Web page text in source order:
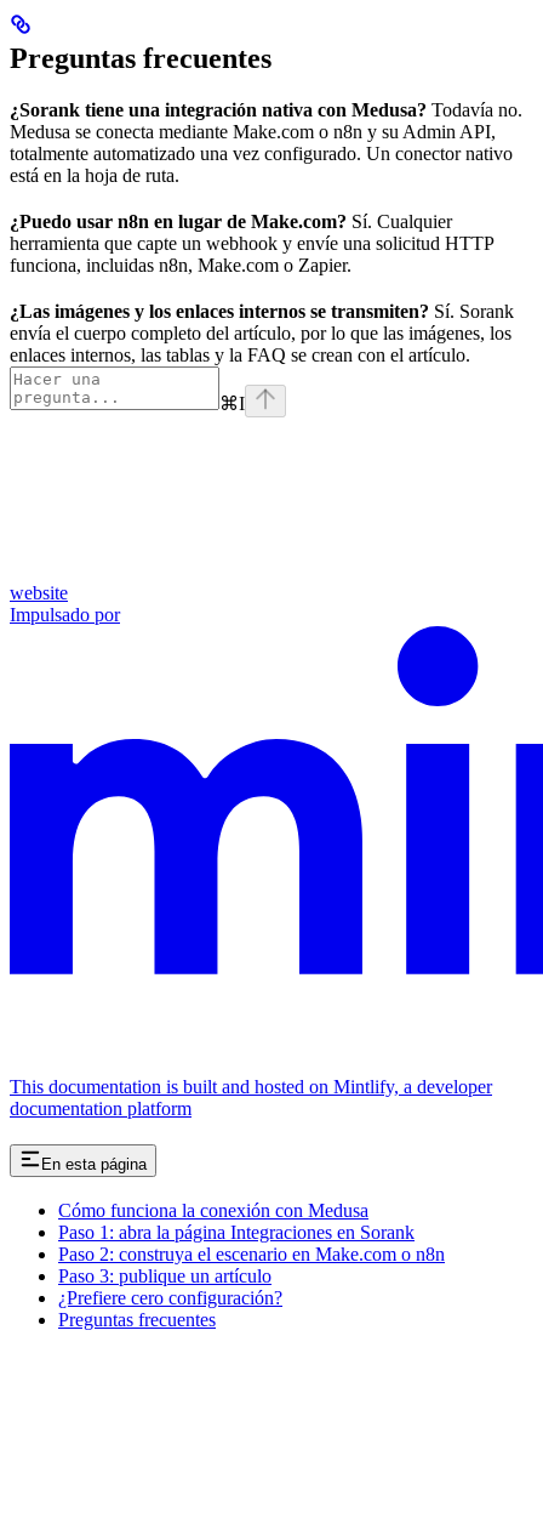
Preguntas frecuentes
¿Sorank tiene una integración nativa con Medusa? Todavía no.
Medusa se conecta mediante Make.com o n8n y su Admin API,
totalmente automatizado una vez configurado. Un conector nativo
está en la hoja de ruta.
¿Puedo usar n8n en lugar de Make.com? Sí. Cualquier
herramienta que capte un webhook y envíe una solicitud HTTP
funciona, incluidas n8n, Make.com o Zapier.
¿Las imágenes y los enlaces internos se transmiten? Sí. Sorank
envía el cuerpo completo del artículo, por lo que las imágenes, los
enlaces internos, las tablas y la FAQ se crean con el artículo.
⌘I
website
Impulsado por
This documentation is built and hosted on Mintlify, a developer
documentation platform
En esta página
Cómo funciona la conexión con Medusa
Paso 1: abra la página Integraciones en Sorank
Paso 2: construya el escenario en Make.com o n8n
Paso 3: publique un artículo
¿Prefiere cero configuración?
Preguntas frecuentes